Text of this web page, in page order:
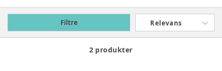
Filtre Relevans
2 produkter